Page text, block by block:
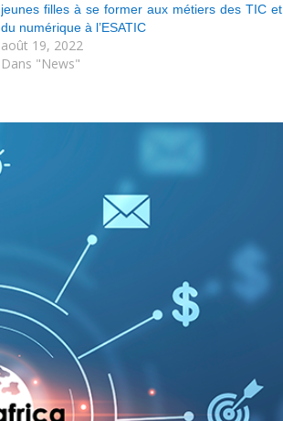
jeunes filles à se former aux métiers des TIC et
du numérique à l’ESATIC
août 19, 2022
Dans "News"